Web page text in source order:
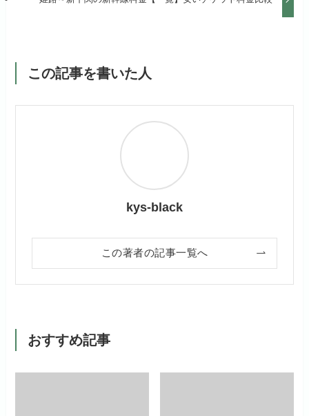
この記事を書いた人
kys-black
この著者の記事一覧へ
おすすめ記事